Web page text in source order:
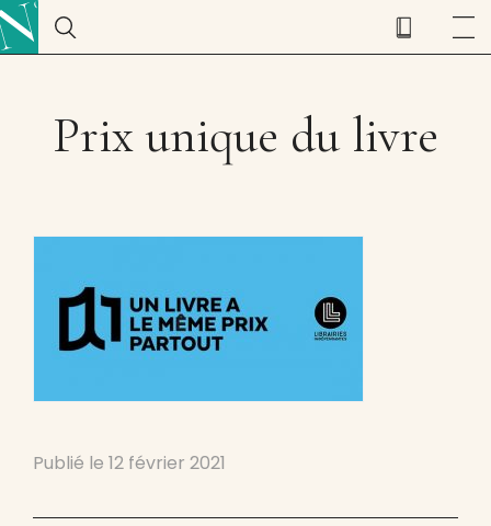
Prix unique du livre
Publié le 12 février 2021